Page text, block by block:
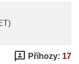
3p Příhozy: 17